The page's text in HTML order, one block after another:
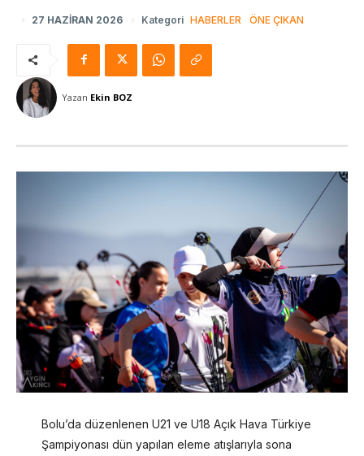
27 HAZIRAN 2026 Kategori HABERLER ÖNE ÇIKAN
Yazan Ekin BOZ
Bolu’da düzenlenen U21 ve U18 Açık Hava Türkiye
Şampiyonası dün yapılan eleme atışlarıyla sona